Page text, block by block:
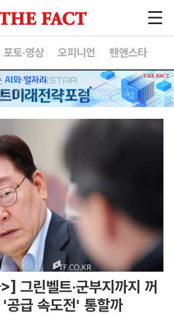
포토·영상 오피니언 팬앤스타
그린벨트·군부지까지 꺼
급 속도전' 통할까